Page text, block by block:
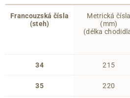
Francouzská čísla
(steh)
34
35
Metrická čísla
(mm)
(délka
215
220